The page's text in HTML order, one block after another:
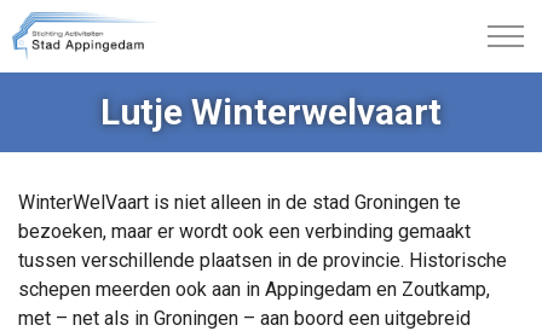
Lutje Winterwelvaart
WinterWelVaart is niet alleen in de stad Groningen te
bezoeken, maar er wordt ook een verbinding gemaakt
tussen verschillende plaatsen in de provincie. Historische
schepen meerden ook aan in Appingedam en Zoutkamp,
met – net als in Groningen – aan boord een uitgebreid